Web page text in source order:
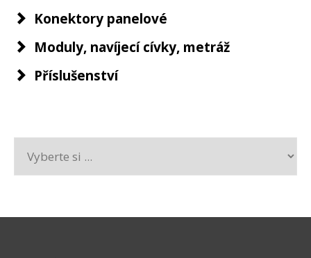
Konektory panelové
Moduly, navíjecí cívky, metráž
Příslušenství